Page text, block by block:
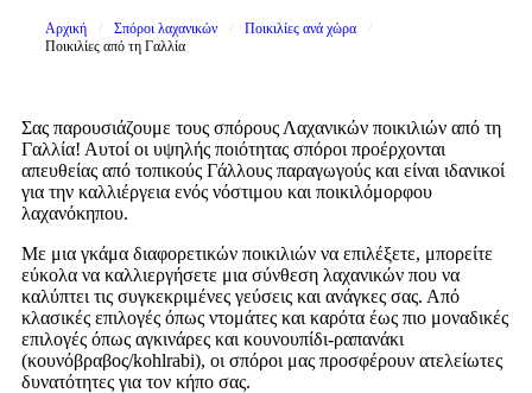
Αρχική Σπόροι λαχανικών
Ποικιλίες ανά χώρα
Ποικιλίες από τη Γαλλία
Σας παρουσιάζουμε τους σπόρους Λαχανικών ποικιλιών από τη
Γαλλία! Αυτοί οι υψηλής ποιότητας σπόροι προέρχονται
απευθείας από τοπικούς Γάλλους παραγωγούς και είναι ιδανικοί
για την καλλιέργεια ενός νόστιμου και ποικιλόμορφου
λαχανόκηπου.
Με μια γκάμα διαφορετικών ποικιλιών να επιλέξετε, μπορείτε
εύκολα να καλλιεργήσετε μια σύνθεση λαχανικών που να
καλύπτει τις συγκεκριμένες γεύσεις και ανάγκες σας. Από
κλασικές επιλογές όπως ντομάτες και καρότα έως πιο μοναδικές
επιλογές όπως αγκινάρες και κουνουπίδι-ραπανάκι
(κουνόβραβος/kohlrabi), οι σπόροι μας προσφέρουν ατελείωτες
δυνατότητες για τον κήπο σας.